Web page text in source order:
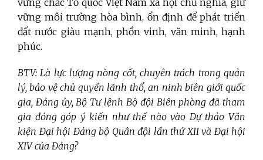
vững chắc Tổ quốc Việt Nam xã hội chủ nghĩa, giữ
vững môi trường hòa bình, ổn định để phát triển
đất nước giàu mạnh, phồn vinh, văn minh, hạnh
phúc.
BTV: Là lực lượng nòng cốt, chuyên trách trong quản
lý, bảo vệ chủ quyền lãnh thổ, an ninh biên giới quốc
gia, Đảng ủy, Bộ Tư lệnh Bộ đội Biên phòng đã tham
gia đóng góp ý kiến như thế nào vào Dự thảo Văn
kiện Đại hội Đảng bộ Quân đội lần thứ XII và Đại hội
XIV của Đảng?